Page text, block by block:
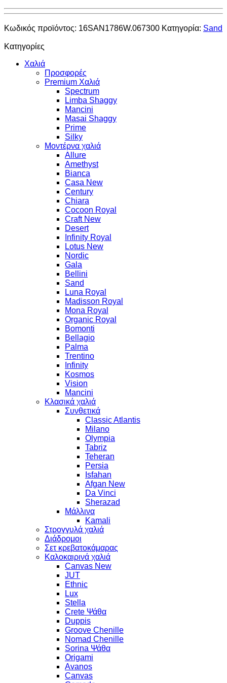
Κωδικός προϊόντος: 16SAN1786W.067300 Κατηγορία: Sand
Κατηγορίες
Χαλιά
Προσφορές
Premium Χαλιά
Spectrum
Limba Shaggy
Mancini
Masai Shaggy
Prime
Silky
Μοντέρνα χαλιά
Allure
Amethyst
Bianca
Casa New
Century
Chiara
Cocoon Royal
Craft New
Desert
Infinity Royal
Lotus New
Nordic
Gala
Bellini
Sand
Luna Royal
Madisson Royal
Mona Royal
Organic Royal
Bomonti
Bellagio
Palma
Trentino
Infinity
Kosmos
Vision
Mancini
Κλασικά χαλιά
Συνθετικά
Classic Atlantis
Milano
Olympia
Tabriz
Teheran
Persia
Isfahan
Afgan New
Da Vinci
Sherazad
Μάλλινα
Kamali
Στρογγυλά χαλιά
Διάδρομοι
Σετ κρεβατοκάμαρας
Καλοκαιρινά χαλιά
Canvas New
JUT
Ethnic
Lux
Stella
Crete Ψάθα
Duppis
Groove Chenille
Nomad Chenille
Sorina Ψάθα
Origami
Avanos
Canvas